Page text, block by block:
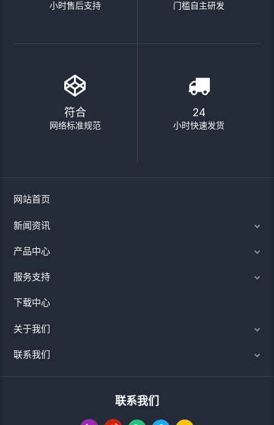
小时售后支持 门槛自主研发
符合
网络标准规范
24
小时快速发货
网站首页
新闻资讯
产品中心
服务支持
下载中心
关于我们
联系我们
联系我们